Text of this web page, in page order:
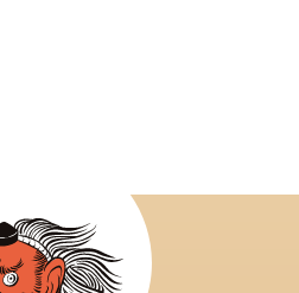
大天狗のうめ酒